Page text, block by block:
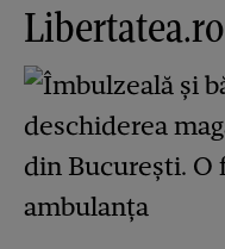
Libertatea.ro